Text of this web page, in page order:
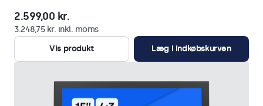
2.599,00 kr.
3.248,75 kr. inkl. moms
Vis produkt
Læg i indkøbskurven